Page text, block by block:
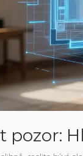
pozor: